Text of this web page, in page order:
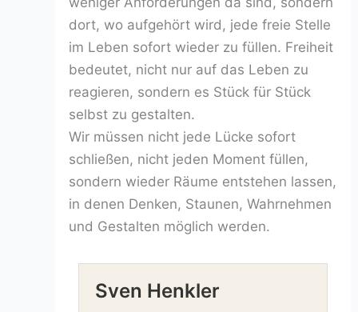
dort, wo aufgehört wird, jede freie Stelle
im Leben sofort wieder zu füllen. Freiheit
bedeutet, nicht nur auf das Leben zu
reagieren, sondern es Stück für Stück
selbst zu gestalten.
Wir müssen nicht jede Lücke sofort
schließen, nicht jeden Moment füllen,
sondern wieder Räume entstehen lassen,
in denen Denken, Staunen, Wahrnehmen
und Gestalten möglich werden.
Sven Henkler